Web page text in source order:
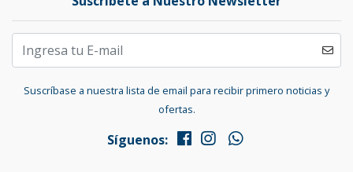
Suscríbase a nuestra lista de email para recibir primero noticias y
ofertas.
Síguenos: